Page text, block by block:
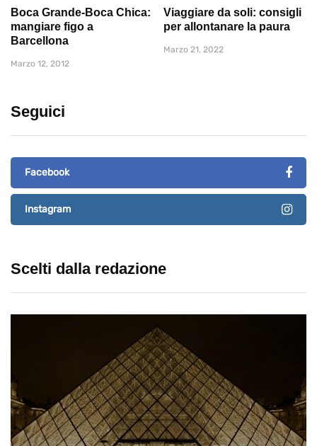
Boca Grande-Boca Chica:
mangiare figo a
Barcellona
Marzo 12, 2012
Viaggiare da soli: consigli
per allontanare la paura
Marzo 21, 2022
Seguici
Facebook
Instagram
Scelti dalla redazione